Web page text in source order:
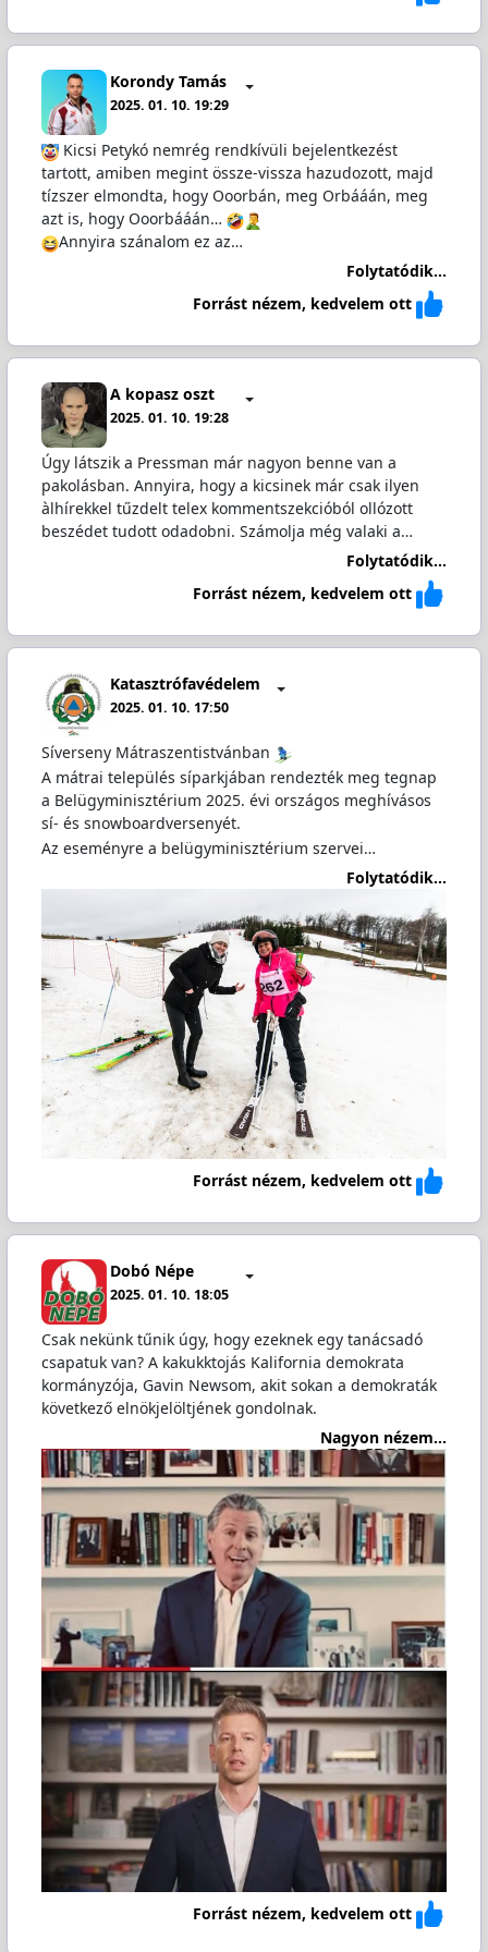
Korondy Tamás
2025. 01. 10. 19:29
Kicsi Petykó nemrég rendkívüli bejelentkezést
tartott, amiben megint össze-vissza hazudozott, majd
tízszer elmondta, hogy Ooorbán, meg Orbááán, meg
azt is, hogy Ooorbááán…
Annyira szánalom ez az…
Folytatódik...
Forrást nézem, kedvelem ott
A kopasz oszt
2025. 01. 10. 19:28
Úgy látszik a Pressman már nagyon benne van a
pakolásban. Annyira, hogy a kicsinek már csak ilyen
àlhírekkel tűzdelt telex kommentszekcióból ollózott
beszédet tudott odadobni. Számolja még valaki a…
Folytatódik...
Forrást nézem, kedvelem ott
Katasztrófavédelem
2025. 01. 10. 17:50
Síverseny Mátraszentistvánban
A mátrai település síparkjában rendezték meg tegnap
a Belügyminisztérium 2025. évi országos meghívásos
sí- és snowboardversenyét.
Az eseményre a belügyminisztérium szervei…
Folytatódik...
Forrást nézem, kedvelem ott
Dobó Népe
2025. 01. 10. 18:05
Csak nekünk tűnik úgy, hogy ezeknek egy tanácsadó
csapatuk van? A kakukktojás Kalifornia demokrata
kormányzója, Gavin Newsom, akit sokan a demokraták
következő elnökjelöltjének gondolnak.
Nagyon nézem...
Forrást nézem, kedvelem ott